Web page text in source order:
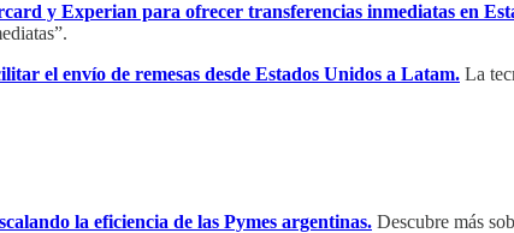
y Experian para ofrecer transferencias inmediatas en
el envío de remesas desde Estados Unidos a Latam. La
la eficiencia de las Pymes argentinas. Descubre más